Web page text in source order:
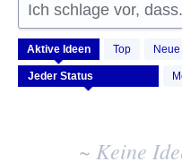
Ich schlage vor,
Aktive Ideen Top Neue
Keine
vorhandenen
Ideenergebnisse
~ Keine